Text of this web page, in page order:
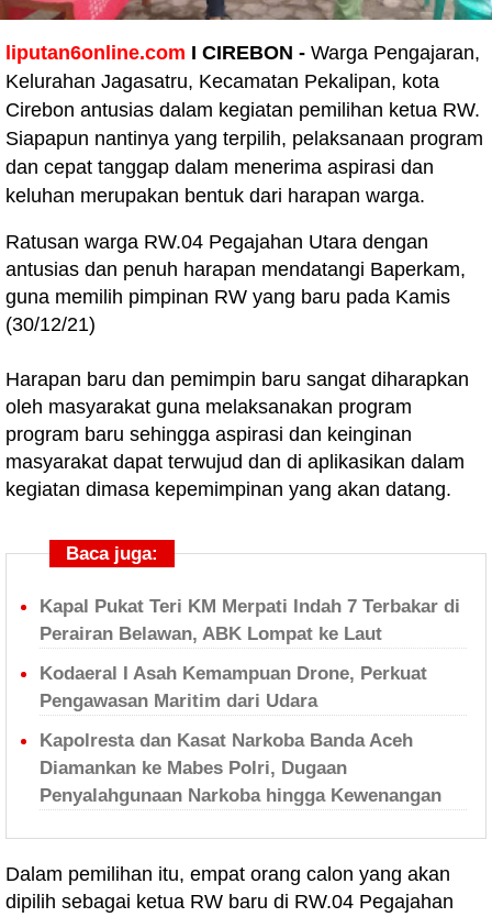
liputan6online.com I CIREBON - Warga Pengajaran,
Kelurahan Jagasatru, Kecamatan Pekalipan, kota
Cirebon antusias dalam kegiatan pemilihan ketua RW.
Siapapun nantinya yang terpilih, pelaksanaan program
dan cepat tanggap dalam menerima aspirasi dan
keluhan merupakan bentuk dari harapan warga.
Ratusan warga RW.04 Pegajahan Utara dengan
antusias dan penuh harapan mendatangi Baperkam,
guna memilih pimpinan RW yang baru pada Kamis
(30/12/21)
Harapan baru dan pemimpin baru sangat diharapkan
oleh masyarakat guna melaksanakan program
program baru sehingga aspirasi dan keinginan
masyarakat dapat terwujud dan di aplikasikan dalam
kegiatan dimasa kepemimpinan yang akan datang.
Baca juga:
Kapal Pukat Teri KM Merpati Indah 7 Terbakar di
Perairan Belawan, ABK Lompat ke Laut
Kodaeral I Asah Kemampuan Drone, Perkuat
Pengawasan Maritim dari Udara
Kapolresta dan Kasat Narkoba Banda Aceh
Diamankan ke Mabes Polri, Dugaan
Penyalahgunaan Narkoba hingga Kewenangan
Dalam pemilihan itu, empat orang calon yang akan
dipilih sebagai ketua RW baru di RW.04 Pegajahan